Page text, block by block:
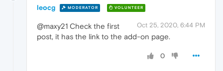
leocg MODERATOR VOLUNTEER
Oct 25, 2020, 6:44 PM
@maxy21 Check the first
post, it has the link to the add-on page.
0